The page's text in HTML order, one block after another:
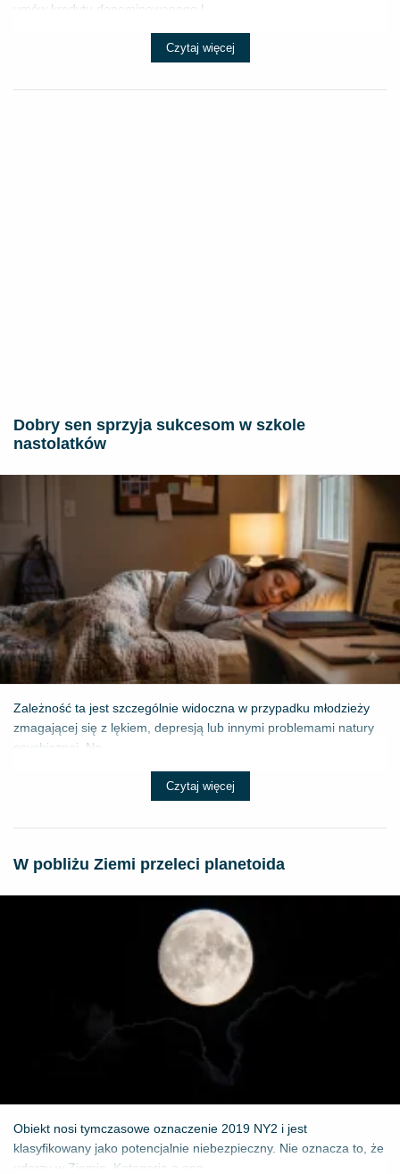
umów kredytu denominowanego l...
Czytaj więcej
Dobry sen sprzyja sukcesom w szkole
nastolatków
Zależność ta jest szczególnie widoczna w przypadku młodzieży
zmagającej się z lękiem, depresją lub innymi problemami natury
psychicznej. Na...
Czytaj więcej
W pobliżu Ziemi przeleci planetoida
Obiekt nosi tymczasowe oznaczenie 2019 NY2 i jest
klasyfikowany jako potencjalnie niebezpieczny. Nie oznacza to, że
uderzy w Ziemię. Kategoria o ang...